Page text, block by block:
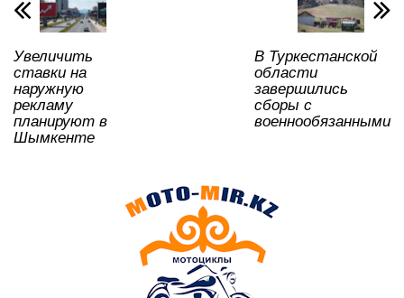
p
o
k
ть
Увеличить
ставки на
наружную
рекламу
планируют в
Шымкенте
В Туркестанской
области
завершились
сборы с
военнообязанными